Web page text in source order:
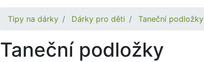
Tipy na dárky Dárky pro děti Taneční podložky
Taneční podložky